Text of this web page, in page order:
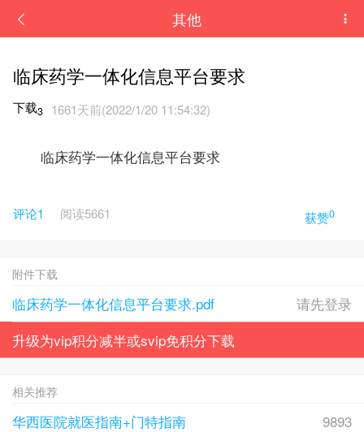
其他
临床药学一体化信息平台要求
下载3 1661天前(2022/1/20 11:54:32)
临床药学一体化信息平台要求
评论1 阅读5661 获赞0
附件下载
临床药学一体化信息平台要求.pdf
请先登录
升级为vip积分减半或svip免积分下载
相关推荐
华西医院就医指南+门特指南
9893